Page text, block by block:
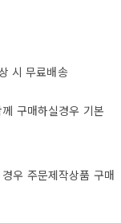
시 무료배송
매하실경우 기본
주문제작상품 구매